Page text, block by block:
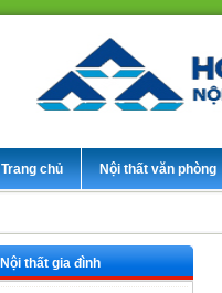
Trang chủ Nội thất văn phòng
Nội thất gia đình